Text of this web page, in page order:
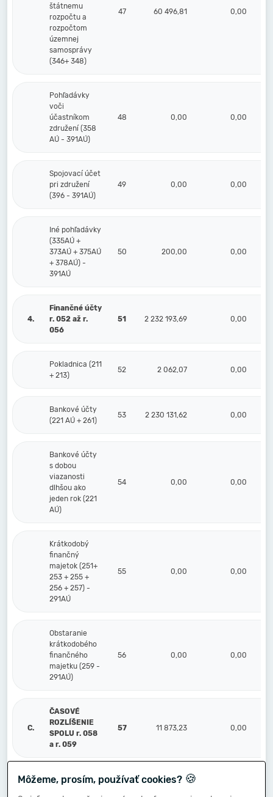
štátnemu
rozpočtu a
rozpočtom
územnej
samosprávy
(346+ 348)
47 60 496,81 0,00
Pohľadávky
voči
účastníkom
združení (358
AÚ - 391AÚ)
48 0,00 0,00
Spojovací účet
pri združení
(396 - 391AÚ)
49 0,00 0,00
Iné pohľadávky
(335AÚ +
373AÚ + 375AÚ
+ 378AÚ) -
391AÚ
50 200,00 0,00
4.
Finančné účty
r. 052 až r.
056
51 2 232 193,69 0,00
Pokladnica (211
+ 213)
52 2 062,07 0,00
Bankové účty
(221 AÚ + 261)
53 2 230 131,62 0,00
Bankové účty
s dobou
viazanosti
dlhšou ako
jeden rok (221
AÚ)
54 0,00 0,00
Krátkodobý
finančný
majetok (251+
253 + 255 +
256 + 257) -
291AÚ
55 0,00 0,00
Obstaranie
krátkodobého
finančného
majetku (259 -
291AÚ)
56 0,00 0,00
C.
ČASOVÉ
ROZLÍŠENIE
SPOLU r. 058
a r. 059
57 11 873,23 0,00
Náklady
Môžeme, prosím, používať cookies? 🍪